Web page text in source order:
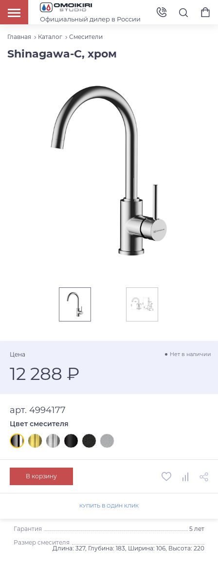
Официальный дилер в России
Главная Каталог Смесители
Shinagawa-C, хром
Гарантия
5 лет
Размер смесителя
Длина: 327, Глубина: 183, Ширина: 106, Высота: 220
Цена Нет в наличии
12 288 ₽
арт. 4994177
Цвет смесителя
В корзину
КУПИТЬ В ОДИН КЛИК